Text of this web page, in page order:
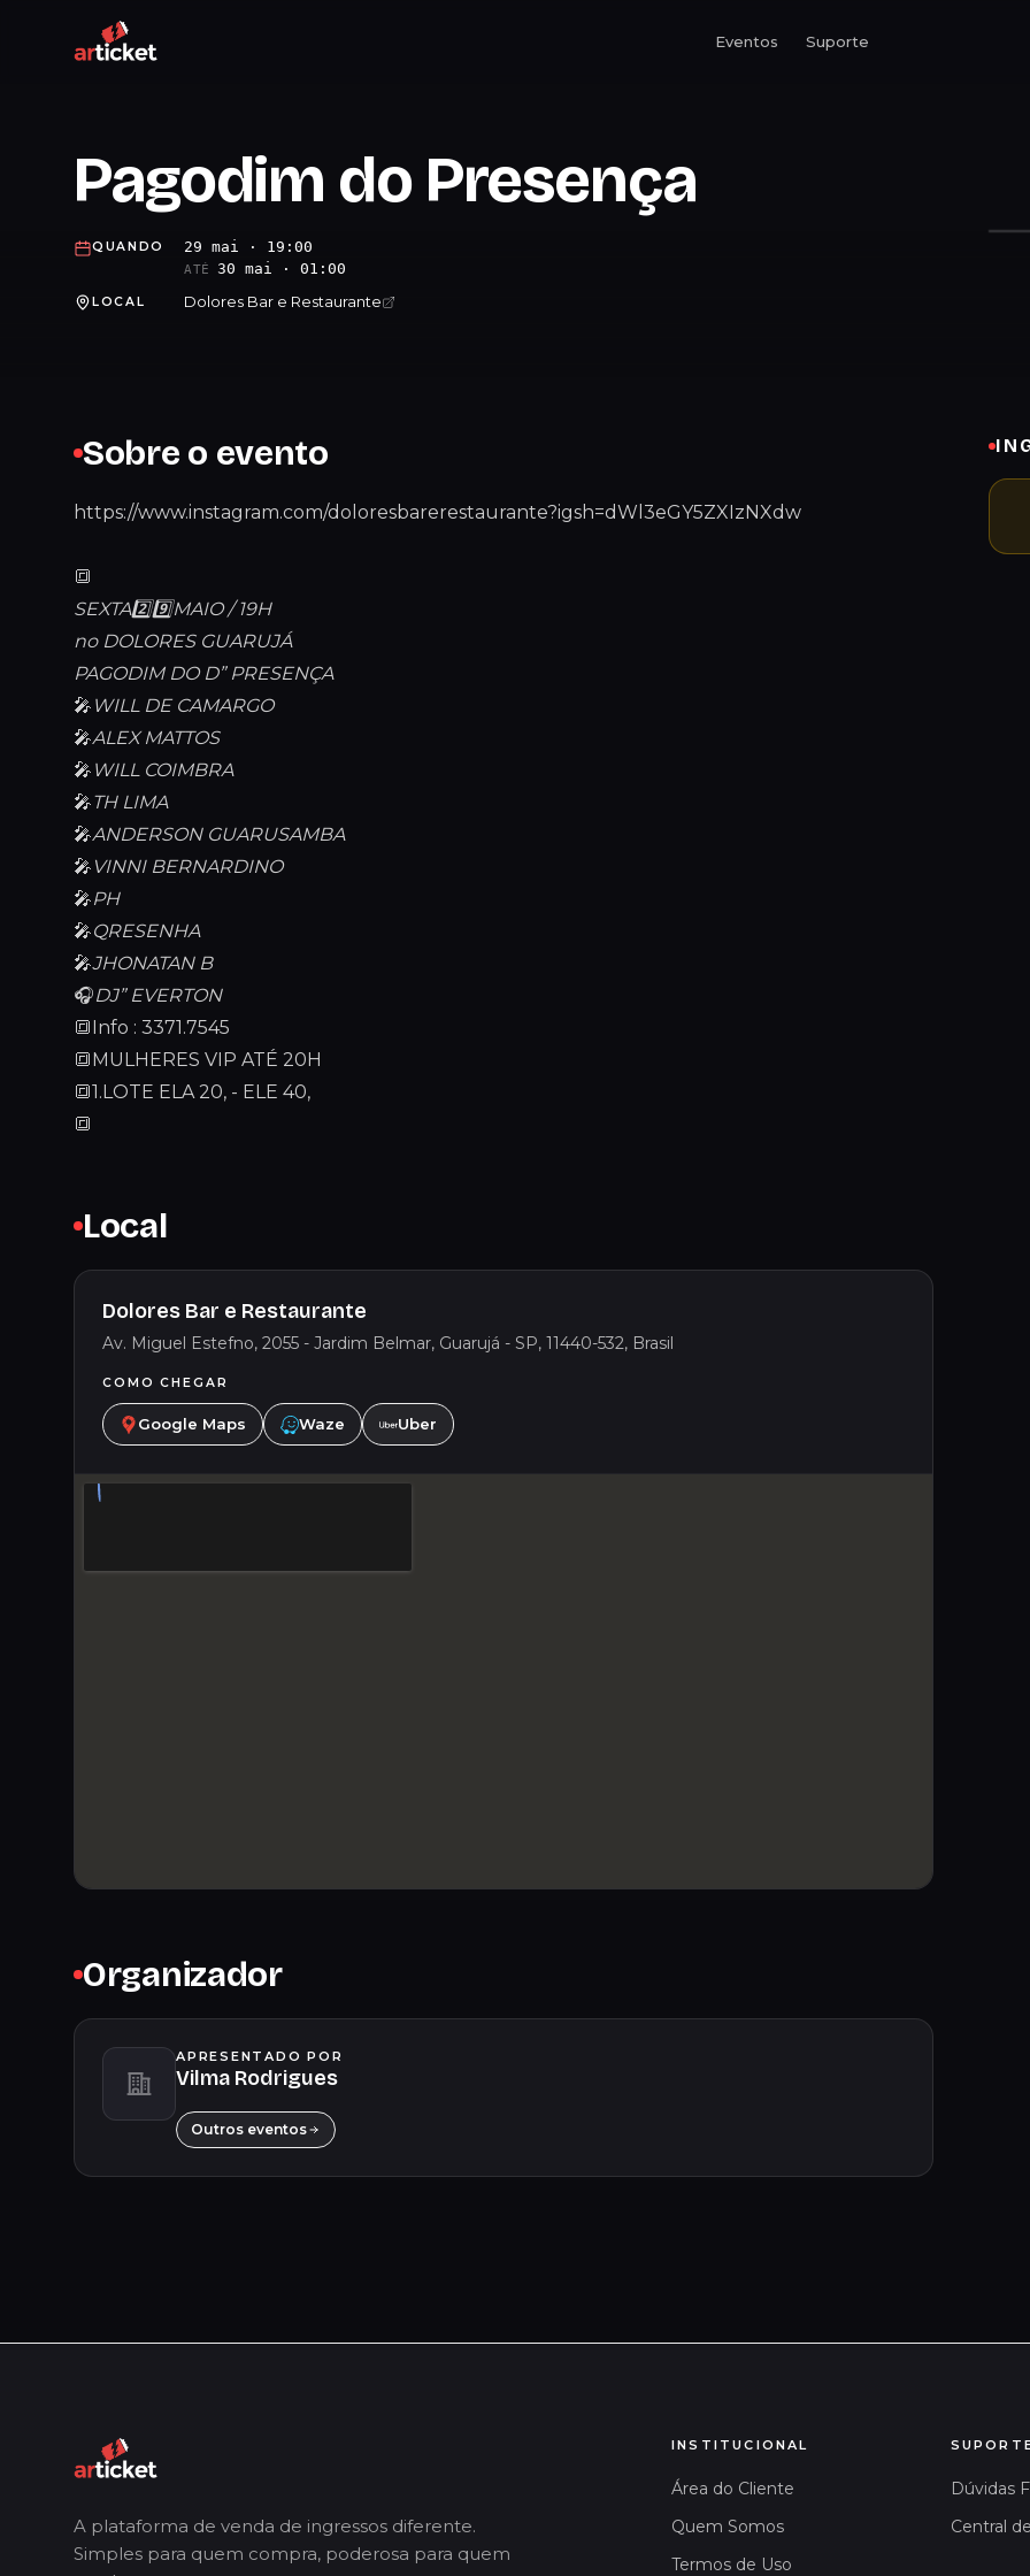
Eventos Suporte
Pagodim do Presença
QUANDO 29 mai · 19:00
ATÉ 30 mai · 01:00
LOCAL Dolores Bar e Restaurante
Sobre o evento
https://www.instagram.com/doloresbarerestaurante?igsh=dWl3eGY5ZXIzNXdw
🔳
SEXTA2️⃣9️⃣MAIO / 19H
no DOLORES GUARUJÁ
PAGODIM DO D” PRESENÇA
🎤 WILL DE CAMARGO
🎤ALEX MATTOS
🎤 WILL COIMBRA
🎤TH LIMA
🎤ANDERSON GUARUSAMBA
🎤 VINNI BERNARDINO
🎤PH
🎤QRESENHA
🎤JHONATAN B
🎧DJ” EVERTON
🔳Info : 3371.7545
🔳MULHERES VIP ATÉ 20H
🔳1.LOTE ELA 20, - ELE 40,
🔳
Local
Dolores Bar e Restaurante
Av. Miguel Estefno, 2055 - Jardim Belmar, Guarujá - SP, 11440-532, Brasil
COMO CHEGAR
Google Maps Waze Uber
Organizador
APRESENTADO POR
Vilma Rodrigues
Outros eventos
A plataforma de venda de ingressos diferente.
Simples para quem compra, poderosa para quem
INSTITUCIONAL
Área do Cliente
Quem Somos
Termos de Uso
Dúvidas
Central